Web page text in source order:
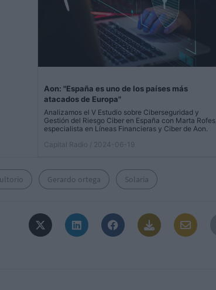
Aon: "España es uno de los países más
atacados de Europa"
Analizamos el V Estudio sobre Ciberseguridad y
Gestión del Riesgo Ciber en España con Marta Rofes,
especialista en Líneas Financieras y Ciber de Aon.
Capital Radio
/ 2024-06-19
Gerardo ortega Solaria